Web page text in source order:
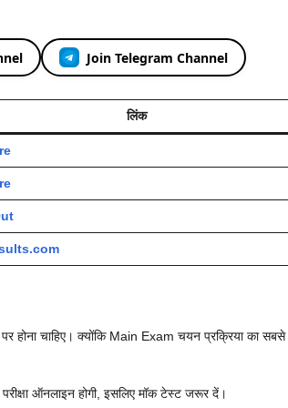
Join Telegram Channel
लिंक
पर होना चाहिए। क्योंकि Main Exam चयन प्रक्रिया का सबसे
ऑनलाइन होगी, इसलिए मॉक टेस्ट जरूर दें।